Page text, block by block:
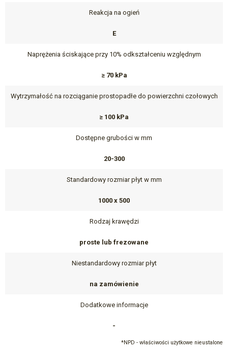
Reakcja na ogień
E
Naprężenia ściskające przy 10% odkształceniu względnym
≥ 70 kPa
Wytrzymałość na rozciąganie prostopadłe do powierzchni czołowych
≥ 100 kPa
Dostępne grubości w mm
20-300
Standardowy rozmiar płyt w mm
1000 x 500
Rodzaj krawędzi
proste lub frezowane
Niestandardowy rozmiar płyt
na zamówienie
Dodatkowe informacje
-
*NPD - właściwości użytkowe nieustalone